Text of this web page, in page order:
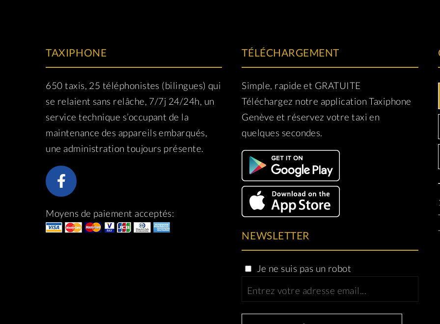
TAXIPHONE
650 taxis, 25 téléphonistes (bilingues) qui
se relaient sans relâche, 7/7j 24/24h, un
service technique s’occupant de la
maintenance des appareils embarqués,
une administration toujours présente.
Moyens de paiement acceptés:
TÉLÉCHARGEMENT
Simple, rapide et GRATUITE
Téléchargez notre application Taxiphone
Genève et réservez votre taxi en
quelques secondes.
NEWSLETTER
Je ne suis pas un robot